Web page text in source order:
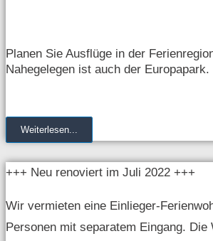
Planen Sie Ausflüge in der
Nahegelegen ist auch der Europapark.
Weiterlesen...
+++ Neu renoviert im Juli 2022 +++
Wir vermieten eine Einlieger-
Personen mit separatem Eingang. Die